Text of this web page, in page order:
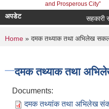
and Prosperous City”
अपडेट सहकारी
You are here
Home » दमक तथ्याक तथा अभिलेख
दमक तथ्याक तथा
Documents:
दमक तथ्यांक तथा अभिलेख